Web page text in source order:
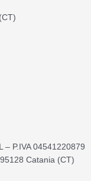
P.IVA 04541220879
Catania (CT)